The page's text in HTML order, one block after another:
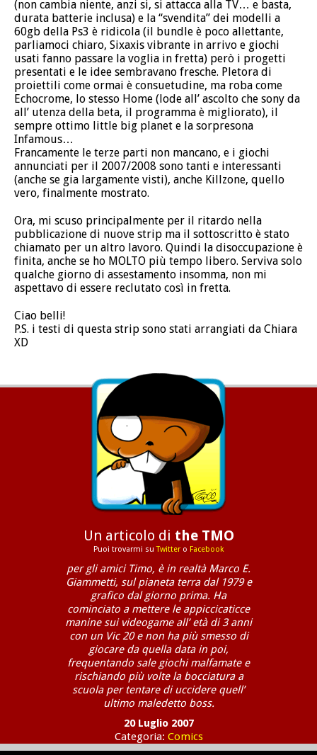
(non cambia niente, anzi si, si attacca alla TV… e basta,
durata batterie inclusa) e la “svendita” dei modelli a
60gb della Ps3 è ridicola (il bundle è poco allettante,
parliamoci chiaro, Sixaxis vibrante in arrivo e giochi
usati fanno passare la voglia in fretta) però i progetti
presentati e le idee sembravano fresche. Pletora di
proiettili come ormai è consuetudine, ma roba come
Echocrome, lo stesso Home (lode all’ ascolto che sony da
all’ utenza della beta, il programma è migliorato), il
sempre ottimo little big planet e la sorpresona
Infamous…
Francamente le terze parti non mancano, e i giochi
annunciati per il 2007/2008 sono tanti e interessanti
(anche se gia largamente visti), anche Killzone, quello
vero, finalmente mostrato.
Ora, mi scuso principalmente per il ritardo nella
pubblicazione di nuove strip ma il sottoscritto è stato
chiamato per un altro lavoro. Quindi la disoccupazione è
finita, anche se ho MOLTO più tempo libero. Serviva solo
qualche giorno di assestamento insomma, non mi
aspettavo di essere reclutato così in fretta.
Ciao belli!
P.S. i testi di questa strip sono stati arrangiati da Chiara
XD
Un articolo di the TMO
Puoi trovarmi suTwittero Facebook
per gli amici Timo, è in realtà Marco E.
Giammetti, sul pianeta terra dal 1979 e
grafico dal giorno prima. Ha
cominciato a mettere le appiccicaticce
manine sui videogame all’ età di 3 anni
con un Vic 20 e non ha più smesso di
giocare da quella data in poi,
frequentando sale giochi malfamate e
rischiando più volte la bocciatura a
scuola per tentare di uccidere quell’
ultimo maledetto boss.
20 Luglio 2007
Categoria: Comics